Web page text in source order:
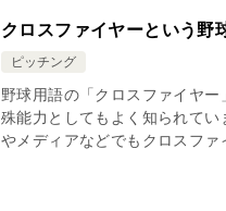
クロスファイヤーという野
ピッチング
野球用語の「クロスファイヤ
殊能力としてもよく知られて
やメディアなどでもクロスフ